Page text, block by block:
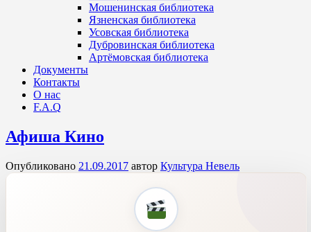
Мошенинская библиотека
Язненская библиотека
Усовская библиотека
Дубровинская библиотека
Артёмовская библиотека
Документы
Контакты
О нас
F.A.Q
Афиша Кино
Опубликовано 21.09.2017 автор Культура Невель